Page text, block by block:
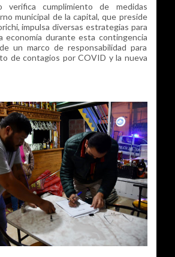
verifica cumplimiento de medidas
municipal de la capital, que preside
impulsa diversas estrategias para
economía durante esta contingencia
un marco de responsabilidad para
de contagios por COVID y la nueva